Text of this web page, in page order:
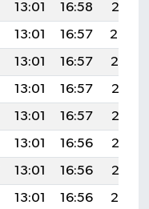
13:01 16:58
20:21
13:01 16:57
20:20
13:01 16:57
20:19
13:01 16:57
20:18
13:01 16:57
20:17
13:01 16:56
20:16
13:01 16:56
20:15
13:01 16:56
20:14